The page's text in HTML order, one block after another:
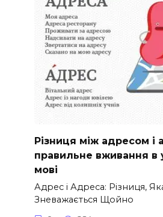
Різниця між адресом і
правильне вживання в
мові
Адрес і Адреса: Різниця,
Зневажається Щойно